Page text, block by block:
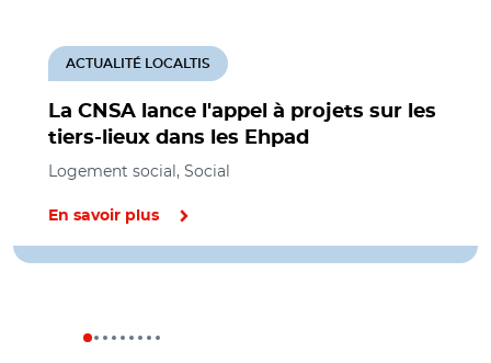
La CNSA lance l'appel à projets sur les
tiers-lieux dans les Ehpad
ACTUALITÉ LOCALTIS
Logement social, Social
En savoir plus